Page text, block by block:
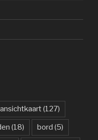
ansichtkaart(127)
(18) bord (5)